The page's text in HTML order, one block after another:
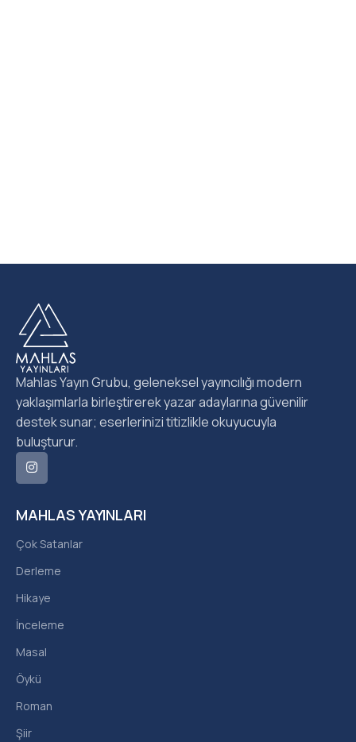
MAHLAS YAYINLARI
Çok Satanlar
Derleme
Hikaye
İnceleme
Masal
Öykü
Roman
Şiir
Mahlas Yayın Grubu, geleneksel yayıncılığı modern
yaklaşımlarla birleştirerek yazar adaylarına güvenilir
destek sunar; eserlerinizi titizlikle okuyucuyla
buluşturur.